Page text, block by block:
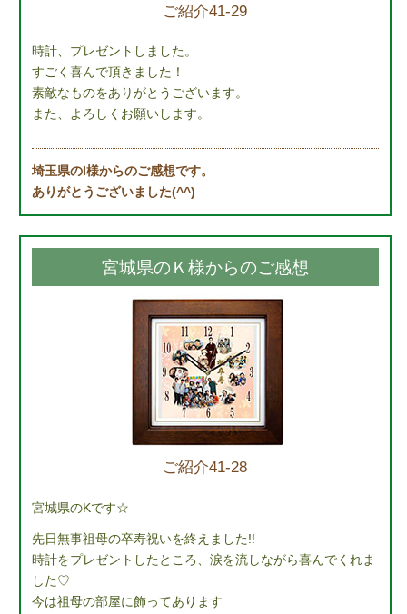
ご紹介41-29
時計、プレゼントしました。
すごく喜んで頂きました！
素敵なものをありがとうございます。
また、よろしくお願いします。
埼玉県のI様からのご感想です。
ありがとうございました(^^)
宮城県のＫ様からのご感想
ご紹介41-28
宮城県のKです☆
先日無事祖母の卒寿祝いを終えました!!
時計をプレゼントしたところ、涙を流しながら喜んでくれま
した♡
今は祖母の部屋に飾ってあります